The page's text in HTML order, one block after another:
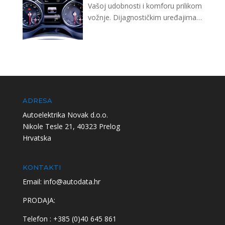
Vašoj udobnosti i komforu prilikom
vožnje. Dijagnostičkim uređajima
ADRESA
Autoelektrika Novak d.o.o.
Nikole Tesle 21, 40323 Prelog
Hrvatska
KONTAKTI
Email: info@autodata.hr
PRODAJA:
Telefon : +385 (0)40 645 861